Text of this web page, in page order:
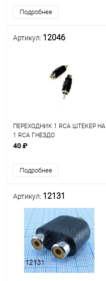
Подробнее
Артикул: 12046
ПЕРЕХОДНИК 1 RCA ШТЕКЕР НА
1 RCA ГНЕЗДО
материал:пластик
40 ₽
Подробнее
Артикул: 12131